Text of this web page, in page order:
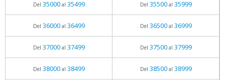
Del 35000al 35499 Del 35500al 35999
Del 36000al 36499 Del 36500al 36999
Del 37000al 37499 Del 37500al 37999
Del 38000al 38499 Del 38500al 38999